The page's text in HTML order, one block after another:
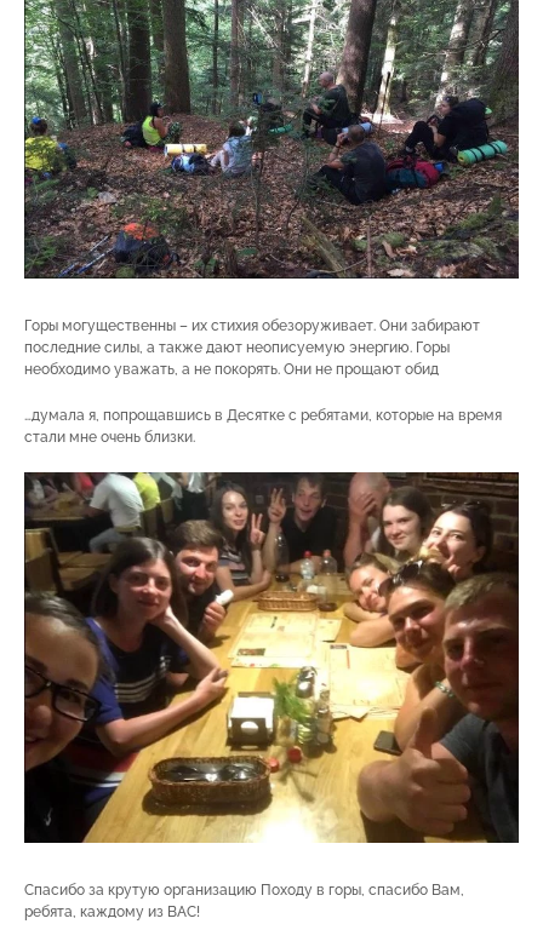
Горы могущественны – их стихия обезоруживает. Они забирают
последние силы, а также дают неописуемую энергию. Горы
необходимо уважать, а не покорять. Они не прощают обид
…думала я, попрощавшись в Десятке с ребятами, которые на время
стали мне очень близки.
Спасибо за крутую организацию Походу в горы, спасибо Вам,
ребята, каждому из ВАС!